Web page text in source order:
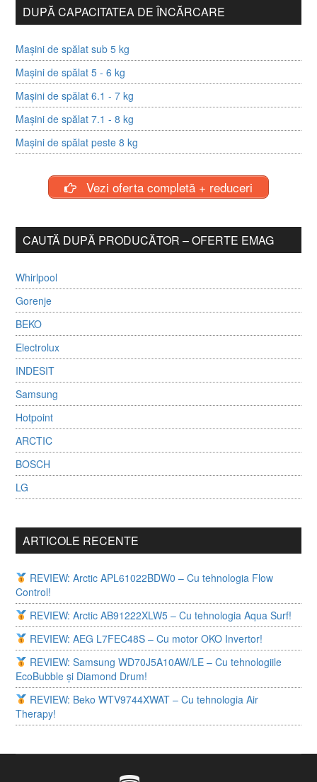
DUPĂ CAPACITATEA DE ÎNCĂRCARE
Mașini de spălat sub 5 kg
Mașini de spălat 5 - 6 kg
Mașini de spălat 6.1 - 7 kg
Mașini de spălat 7.1 - 8 kg
Mașini de spălat peste 8 kg
Vezi oferta completă + reduceri
CAUTĂ DUPĂ PRODUCĂTOR – OFERTE EMAG
Whirlpool
Gorenje
BEKO
Electrolux
INDESIT
Samsung
Hotpoint
ARCTIC
BOSCH
LG
ARTICOLE RECENTE
REVIEW: Arctic APL61022BDW0 – Cu tehnologia Flow
Control!
REVIEW: Arctic AB91222XLW5 – Cu tehnologia Aqua Surf!
REVIEW: AEG L7FEC48S – Cu motor OKO Invertor!
REVIEW: Samsung WD70J5A10AW/LE – Cu tehnologiile
EcoBubble și Diamond Drum!
REVIEW: Beko WTV9744XWAT – Cu tehnologia Air
Therapy!